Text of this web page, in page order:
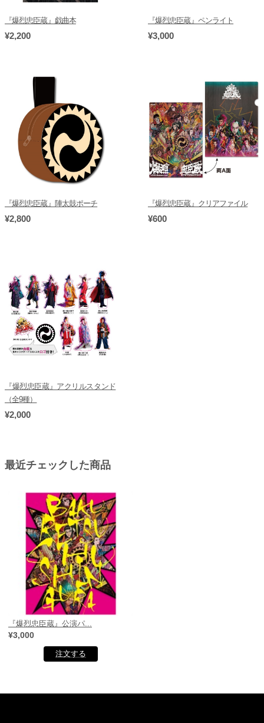
『爆烈忠臣蔵』戯曲本
¥2,200
『爆烈忠臣蔵』ペンライト
¥3,000
『爆烈忠臣蔵』陣太鼓ポーチ
¥2,800
『爆烈忠臣蔵』クリアファイル
¥600
『爆烈忠臣蔵』アクリルスタンド
（全9種）
¥2,000
最近チェックした商品
『爆烈忠臣蔵』公演パ...
¥3,000